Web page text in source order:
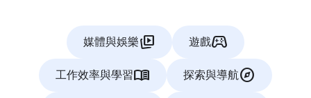
媒體與娛樂animated_images 遊戲stadia_controller
工作效率與學習menu_book 探索與導航explore